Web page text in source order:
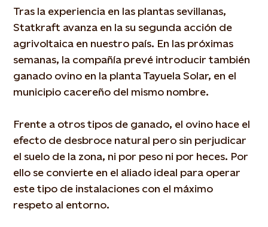
Tras la experiencia en las plantas sevillanas,
Statkraft avanza en la su segunda acción de
agrivoltaica en nuestro país. En las próximas
semanas, la compañía prevé introducir también
ganado ovino en la planta Tayuela Solar, en el
municipio cacereño del mismo nombre.
Frente a otros tipos de ganado, el ovino hace el
efecto de desbroce natural pero sin perjudicar
el suelo de la zona, ni por peso ni por heces. Por
ello se convierte en el aliado ideal para operar
este tipo de instalaciones con el máximo
respeto al entorno.